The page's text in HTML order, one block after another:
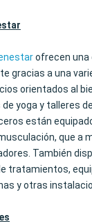
ofrecen una
gracias a una
orientados al
yoga y talleres
están
que a
También
tratamientos,
y otras